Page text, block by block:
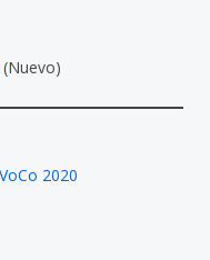
(Nuevo)
2020